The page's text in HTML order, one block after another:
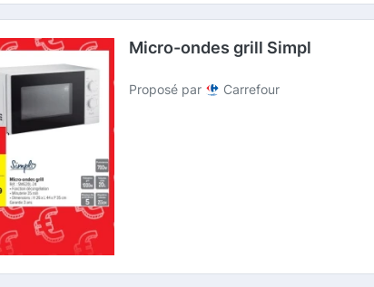
Micro-ondes grill Simpl
Proposé par Carrefour